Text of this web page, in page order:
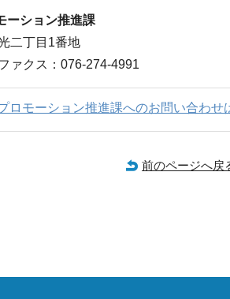
ーション推進課
二丁目1番地
ァクス：076-274-4991
ロモーション推進課へのお問い合わせ
前のページへ戻